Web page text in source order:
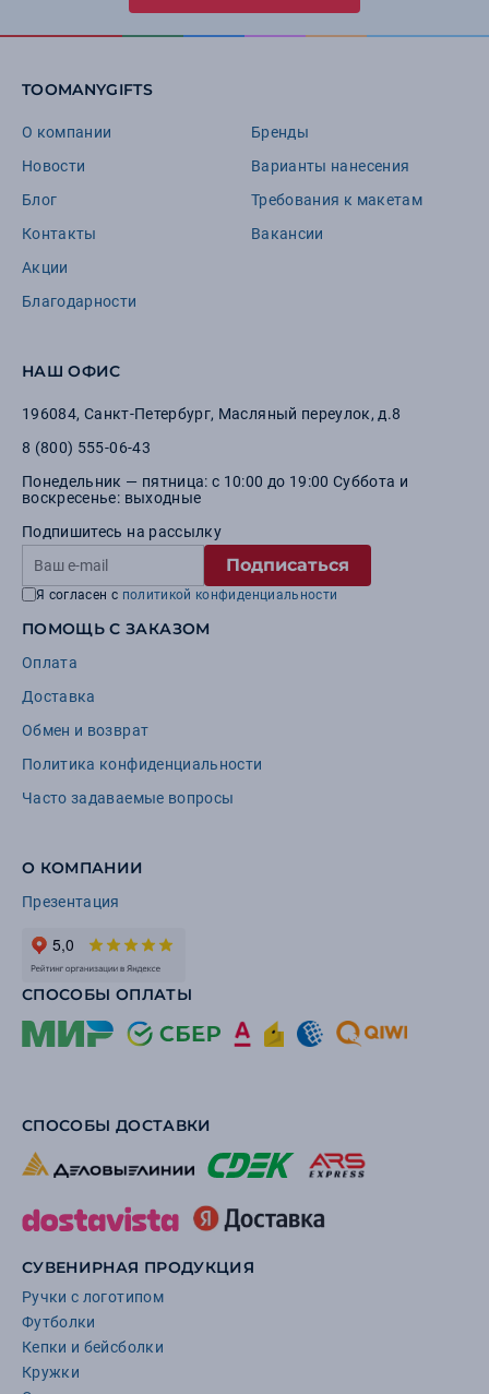
TOOMANYGIFTS
О компании
Новости
Блог
Контакты
Акции
Благодарности
Бренды
Варианты нанесения
Требования к макетам
Вакансии
НАШ ОФИС
196084, Санкт-Петербург, Масляный переулок, д.8
8 (800) 555-06-43
Понедельник — пятница: с 10:00 до 19:00 Суббота и
воскресенье: выходные
Подпишитесь на рассылку
Подписаться
Я согласен с политикой конфиденциальности
ПОМОЩЬ С ЗАКАЗОМ
Оплата
Доставка
Обмен и возврат
Политика конфиденциальности
Часто задаваемые вопросы
О КОМПАНИИ
Презентация
СПОСОБЫ ОПЛАТЫ
СПОСОБЫ ДОСТАВКИ
СУВЕНИРНАЯ ПРОДУКЦИЯ
Ручки с логотипом
Футболки
Кепки и бейсболки
Кружки